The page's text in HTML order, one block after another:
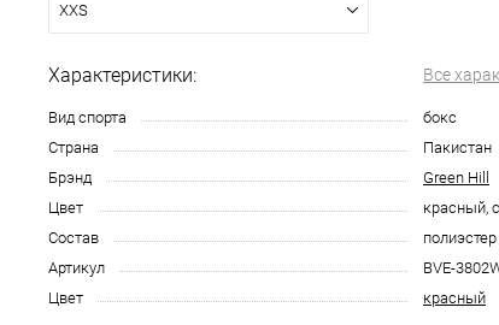
XXS
Характеристики: Все
Вид спорта
бокс
Страна
Пакистан
Брэнд
Green Hill
Цвет
красный,
Состав
полиэстер
Артикул
BVE-
Цвет
красный